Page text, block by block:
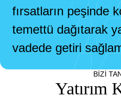
fırsatların peşinde
temettü dağıtarak
vadede getiri
BİZİ
Yatırım